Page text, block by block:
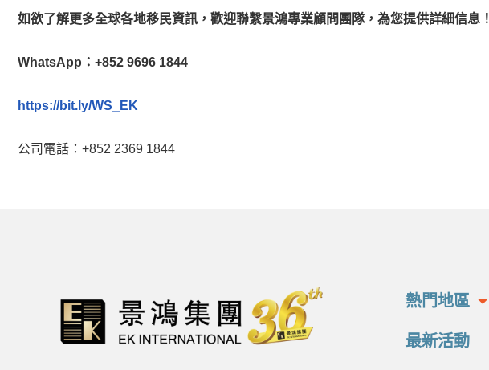
如欲了解更多全球各地移民資訊，歡迎聯繫景鴻專業顧問團隊，為您提供詳細信息！
WhatsApp：+852 9696 1844
https://bit.ly/WS_EK
公司電話：+852 2369 1844
熱門地區
最新活動